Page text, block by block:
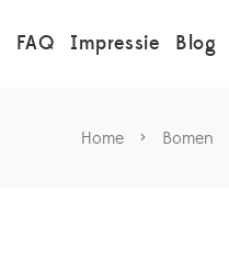
FAQ Impressie Blog
Home > Bomen